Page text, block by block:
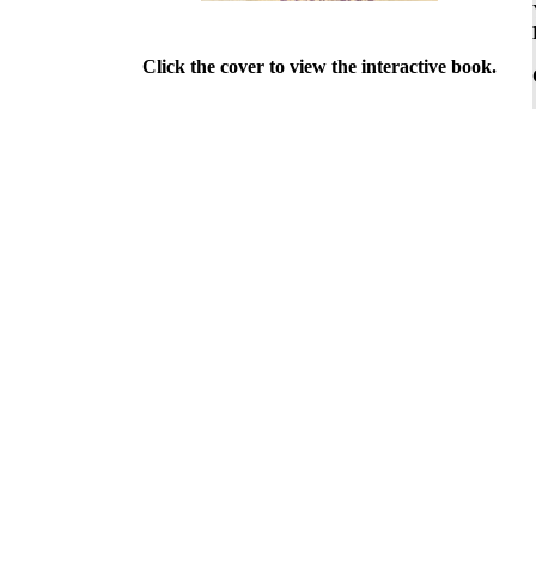
Click the cover to view the interactive book.